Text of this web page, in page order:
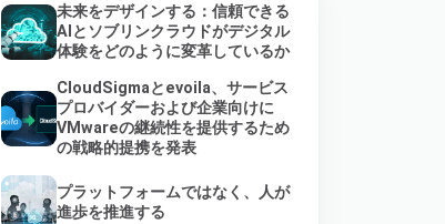
未来をデザインする：信頼できる
AIとソブリンクラウドがデジタル
体験をどのように変革しているか
CloudSigmaとevoila、サービス
プロバイダーおよび企業向けに
VMwareの継続性を提供するため
の戦略的提携を発表
プラットフォームではなく、人が
進歩を推進する